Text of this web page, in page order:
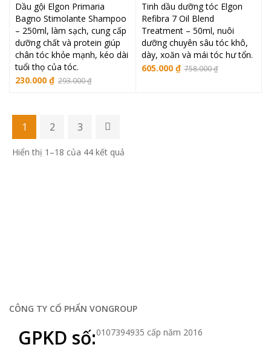
Dầu gội Elgon Primaria
Bagno Stimolante Shampoo
– 250ml, làm sạch, cung cấp
dưỡng chất và protein giúp
chân tóc khỏe mạnh, kéo dài
tuổi thọ của tóc.
293.000₫
Giá
293.000 ₫.
230.000 ₫
Giá
là:
230.000 ₫.
Tinh dầu dưỡng tóc Elgon
Refibra 7 Oil Blend
Treatment – 50ml, nuôi
dưỡng chuyên sâu tóc khô,
dày, xoăn và mái tóc hư tổn.
758.000₫
Giá
605.000 ₫
Giá
1 2 3
Hiển thị 1–18 của 44 kết quả
CÔNG TY CỔ PHẨN VONGROUP
GPKD số:0107394935 cấp năm 2016